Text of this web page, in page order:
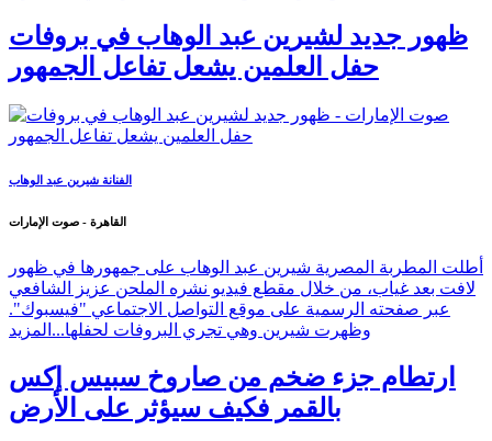
ظهور جديد لشيرين عبد الوهاب في بروفات
حفل العلمين يشعل تفاعل الجمهور
الفنانة شيرين عبد الوهاب
القاهرة - صوت الإمارات
أطلت المطربة المصرية شيرين عبد الوهاب على جمهورها في ظهور
لافت بعد غياب، من خلال مقطع فيديو نشره الملحن عزيز الشافعي
عبر صفحته الرسمية على موقع التواصل الاجتماعي "فيسبوك".
وظهرت شيرين وهي تجري البروفات لحفلها... المزيد
ارتطام جزء ضخم من صاروخ سبيس إكس
بالقمر فكيف سيؤثر على الأرض